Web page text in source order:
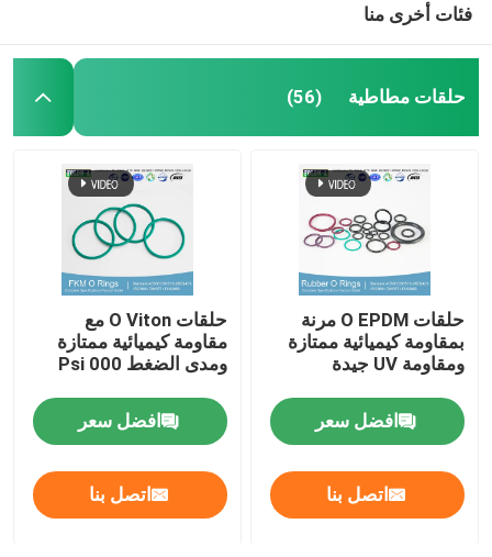
فئات أخرى منا
حلقات مطاطية (56)
حلقات O EPDM مرنة
بمقاومة كيميائية ممتازة
ومقاومة UV جيدة
افضل سعر
اتصل بنا
حلقات O Viton مع
مقاومة كيميائية ممتازة
ومدى الضغط 000 Psi
افضل سعر
اتصل بنا